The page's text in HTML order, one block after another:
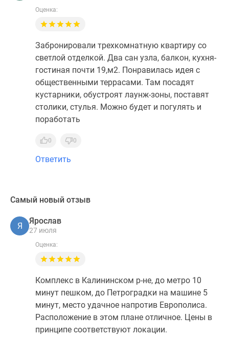
Оценка:
Забронировали трехкомнатную квартиру со
светлой отделкой. Два сан узла, балкон, кухня-
гостиная почти 19,м2. Понравилась идея с
общественными террасами. Там посадят
кустарники, обустроят лаунж-зоны, поставят
столики, стулья. Можно будет и погулять и
поработать
0 0
Ответить
Самый новый отзыв
Я
Ярослав
27 июля
Оценка:
Комплекс в Калининском р-не, до метро 10
минут пешком, до Петроградки на машине 5
минут, место удачное напротив Европолиса.
Расположение в этом плане отличное. Цены в
принципе соответствуют локации.